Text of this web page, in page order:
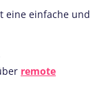
eine einfache und
remote